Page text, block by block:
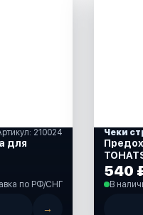
210024
для
по РФ/СНГ
→
540
В